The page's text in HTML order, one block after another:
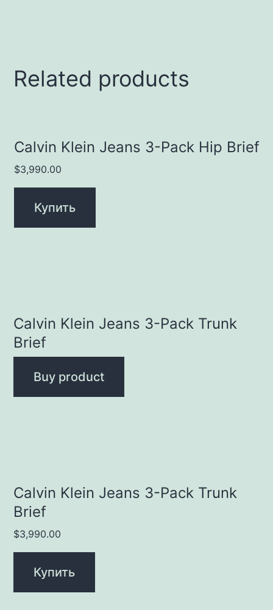
Related products
Calvin Klein Jeans 3-Pack Hip Brief
$3,990.00
Купить
Calvin Klein Jeans 3-Pack Trunk
Brief
Buy product
Calvin Klein Jeans 3-Pack Trunk
Brief
$3,990.00
Купить